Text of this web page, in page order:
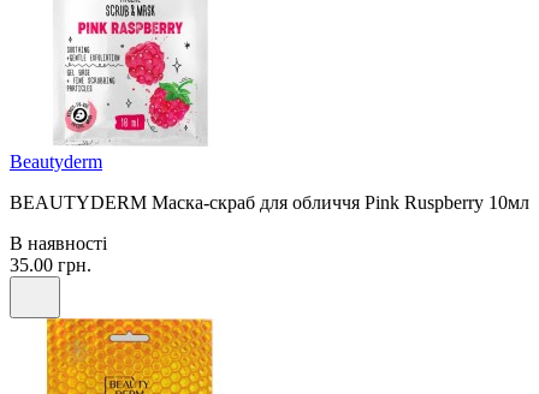
Beautyderm
BEAUTYDERM Маска-скраб для обличчя Pink Ruspberry 10мл
В наявності
35.00 грн.